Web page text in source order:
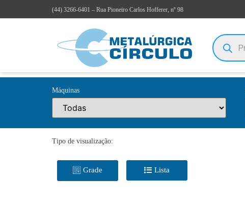
(44) 3266-6401 – Rua Pioneiro Carlos Hofferer, nº 98
Máquinas
Tipo de visualização:
Grade Lista